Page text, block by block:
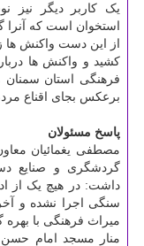
یک کاربر دیگر
استخوان است که آنرا
از این دست واکنش ها
کشید و واکنش ها
فرهنگی استان سمنان
برعکس بجای اقناع
پاسخ مسئولان
مصطفی یغمائیان
گردشگری و صنایع
داشت: در هیچ یک از
سنگی اجرا نشده و
میراث فرهنگی با
منار مسجد امام